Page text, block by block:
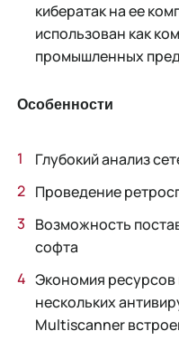
кибератак на ее
использован как
промышленных
Особенности
Глубокий анализ
Проведение
Возможность
софта
Экономия
нескольких
Multiscanner